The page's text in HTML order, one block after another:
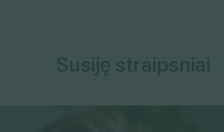
Susiję straipsniai